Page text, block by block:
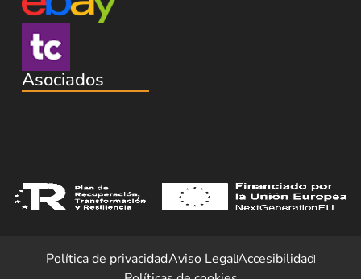
Asociados
Política de privacidadAviso LegalAccesibilidad